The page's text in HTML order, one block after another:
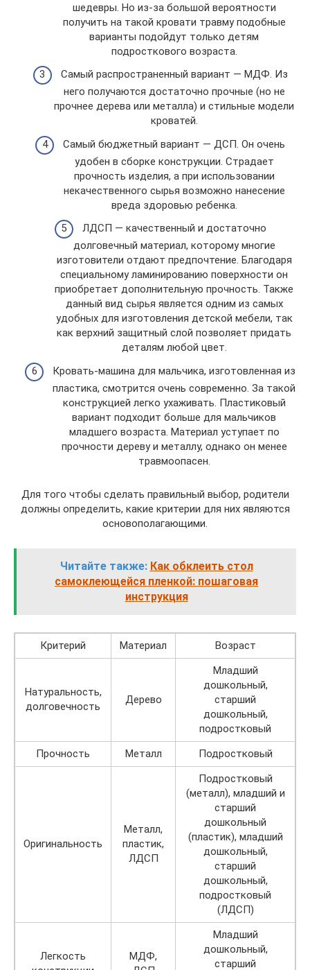
шедевры. Но из-за большой вероятности
получить на такой кровати травму подобные
варианты подойдут только детям
подросткового возраста.
Самый распространенный вариант — МДФ. Из
него получаются достаточно прочные (но не
прочнее дерева или металла) и стильные модели
кроватей.
Самый бюджетный вариант — ДСП. Он очень
удобен в сборке конструкции. Страдает
прочность изделия, а при использовании
некачественного сырья возможно нанесение
вреда здоровью ребенка.
ЛДСП — качественный и достаточно
долговечный материал, которому многие
изготовители отдают предпочтение. Благодаря
специальному ламинированию поверхности он
приобретает дополнительную прочность. Также
данный вид сырья является одним из самых
удобных для изготовления детской мебели, так
как верхний защитный слой позволяет придать
деталям любой цвет.
Кровать-машина для мальчика, изготовленная из
пластика, смотрится очень современно. За такой
конструкцией легко ухаживать. Пластиковый
вариант подходит больше для мальчиков
младшего возраста. Материал уступает по
прочности дереву и металлу, однако он менее
травмоопасен.
Для того чтобы сделать правильный выбор, родители
должны определить, какие критерии для них являются
основополагающими.
Читайте также: Как обклеить стол
самоклеющейся пленкой: пошаговая
инструкция
Критерий Материал Возраст
Натуральность,
долговечность
Дерево
Младший
дошкольный,
старший
дошкольный,
подростковый
Прочность
Металл Подростковый
Оригинальность
Металл,
пластик,
ЛДСП
Подростковый
(металл), младший и
старший
дошкольный
(пластик), младший
дошкольный,
старший
дошкольный,
подростковый
(ЛДСП)
Легкость
МДФ,
Младший
дошкольный,
старший